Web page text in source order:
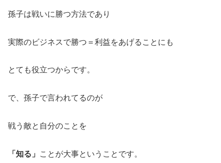
孫子は戦いに勝つ方法であり
実際のビジネスで勝つ＝利益をあげることにも
とても役立つからです。
で、孫子で言われてるのが
戦う敵と自分のことを
「知る」 ことが大事ということです。